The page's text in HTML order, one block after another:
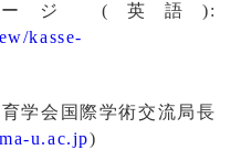
ージ (英語):
kasse-
学会国際学術交流局長
u.ac.jp)